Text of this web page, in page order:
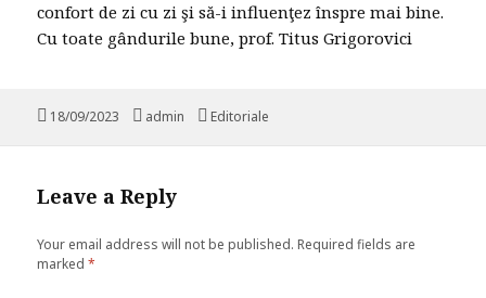
confort de zi cu zi şi să-i influenţez înspre mai bine.
Cu toate gândurile bune, prof. Titus Grigorovici
Posted
18/09/2023 Author
admin Categories
Editoriale
Leave a Reply
Your email address will not be published. Required fields are
marked*